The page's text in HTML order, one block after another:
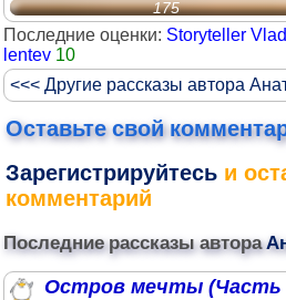
175
Последние оценки: Storyteller
lentev 10
<<< Другие рассказы автора
Оставьте свой
Зарегистрируйтесь и
комментарий
Последние рассказы автора
Остров мечты (Часть